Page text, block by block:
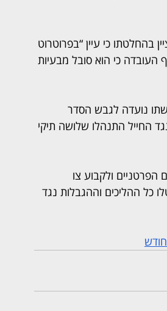
בהחלטתו כי עיין “בפרוטרוט
1,400 שקל, אשר גויס “חרף העובדה כי הוא סובל מבעיות
נועדה לגבש הסדר
החייל התנהלו שלושה תיקי
הפרטניים ולקבוע צו
כל ההליכים וההגבלות נגד